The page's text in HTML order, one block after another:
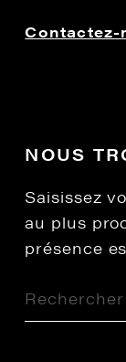
Contactez-
NOUS
Saisissez
au plus
présence